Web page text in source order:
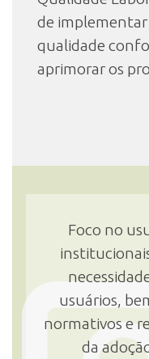
de implementar
qualidade
aprimorar os
Foco no
usuários,
normativos e
da